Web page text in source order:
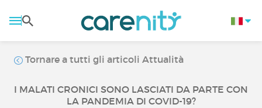
Tornare a tutti gli articoli Attualità
I MALATI CRONICI SONO LASCIATI DA PARTE CON
LA PANDEMIA DI COVID-19?